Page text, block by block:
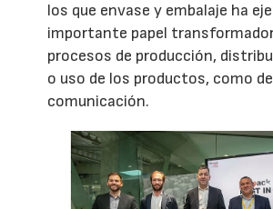
los que envase y embalaje ha
importante papel
procesos de producción,
o uso de los productos, como
comunicación.